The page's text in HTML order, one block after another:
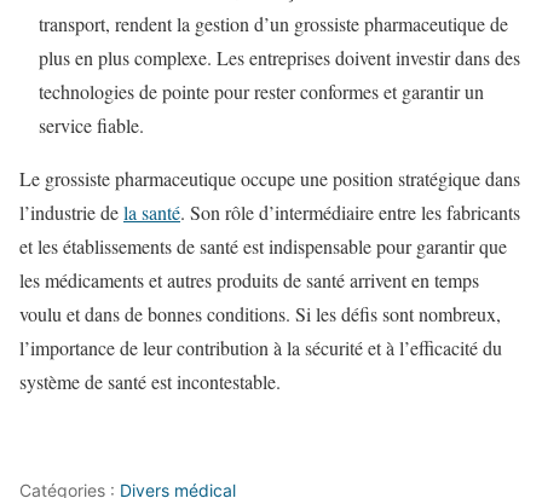
transport, rendent la gestion d’un grossiste pharmaceutique de
plus en plus complexe. Les entreprises doivent investir dans des
technologies de pointe pour rester conformes et garantir un
service fiable.
Le grossiste pharmaceutique occupe une position stratégique dans
l’industrie dela santé. Son rôle d’intermédiaire entre les fabricants
et les établissements de santé est indispensable pour garantir que
les médicaments et autres produits de santé arrivent en temps
voulu et dans de bonnes conditions. Si les défis sont nombreux,
l’importance de leur contribution à la sécurité et à l’efficacité du
système de santé est incontestable.
Catégories : Divers médical